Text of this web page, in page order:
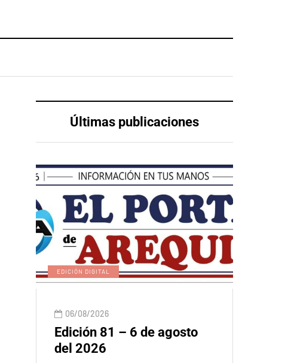
Últimas publicaciones
EDICIÓN DIGITAL
06/08/2026
Edición 81 – 6 de agosto
del 2026